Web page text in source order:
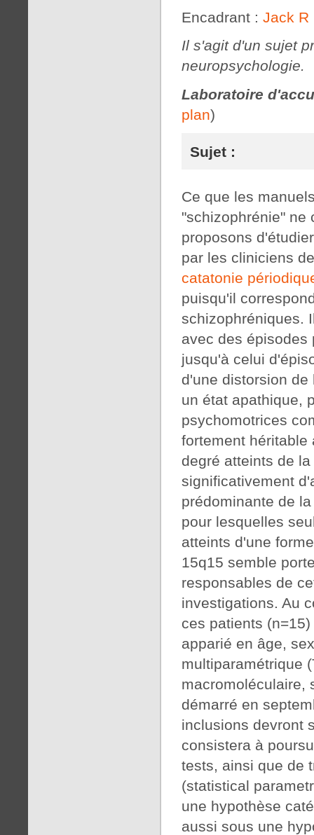
Encadrant : Jack R
Il s'agit d'un sujet
neuropsychologie.
Laboratoire
plan)
Sujet :
Ce que les
"schizophrénie" ne
proposons
par les cliniciens
catatonie
puisqu'il
schizophréniques.
avec des épisodes
jusqu'à celui
d'une distorsion
un état apathique,
psychomotrices
fortement héritable
degré atteints de
significativement
prédominante de
pour lesquelles
atteints d'une
15q15 semble
responsables de
investigations. Au
ces patients
apparié en âge,
multiparamétrique
macromoléculaire,
démarré en
inclusions devront
consistera à
tests, ainsi que de
(statistical
une hypothèse
aussi sous une